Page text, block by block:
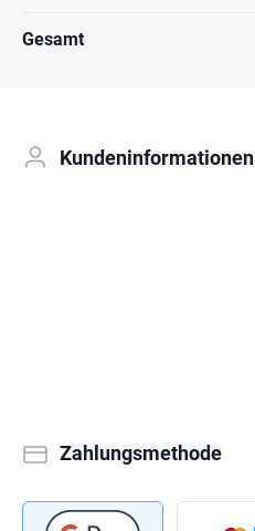
Gesamt
Kundeninformationen
Zahlungsmethode